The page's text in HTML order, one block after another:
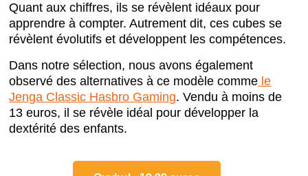
Quant aux chiffres, ils se révèlent idéaux pour
apprendre à compter. Autrement dit, ces cubes se
révèlent évolutifs et développent les compétences.
Dans notre sélection, nous avons également
observé des alternatives à ce modèle comme le
Jenga Classic Hasbro Gaming. Vendu à moins de
13 euros, il se révèle idéal pour développer la
dextérité des enfants.